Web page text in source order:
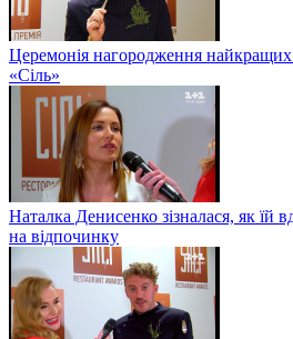
Церемонія нагородження найкращих
«Сіль»
Наталка Денисенко зізналася, як їй
на відпочинку